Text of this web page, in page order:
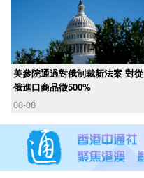
美參院通過對俄制裁新法案 對從
俄進口商品徵500%
08-08